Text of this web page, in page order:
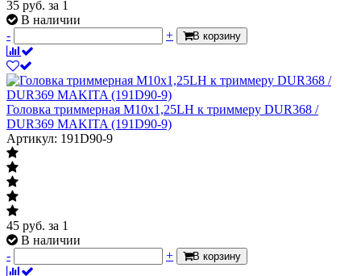
35 руб. за 1
В наличии
-
+ В корзину
Головка триммерная М10х1,25LH к триммеру DUR368 /
DUR369 MAKITA (191D90-9)
Артикул: 191D90-9
45 руб. за 1
В наличии
-
+ В корзину